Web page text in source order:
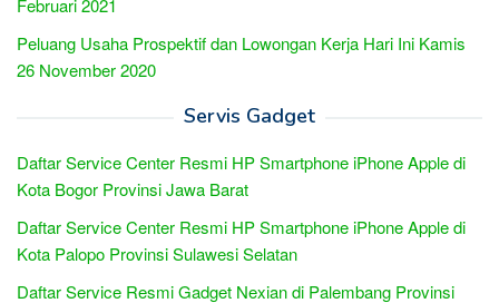
Februari 2021
Peluang Usaha Prospektif dan Lowongan Kerja Hari Ini Kamis
26 November 2020
Servis Gadget
Daftar Service Center Resmi HP Smartphone iPhone Apple di
Kota Bogor Provinsi Jawa Barat
Daftar Service Center Resmi HP Smartphone iPhone Apple di
Kota Palopo Provinsi Sulawesi Selatan
Daftar Service Resmi Gadget Nexian di Palembang Provinsi